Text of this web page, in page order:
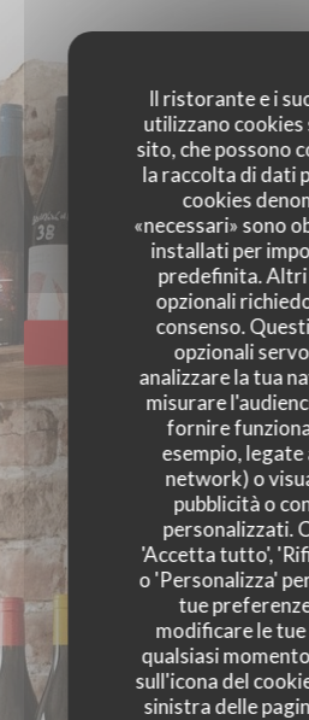
Il ristorante e i
utilizzano cookies
sito, che possono
la raccolta di dati
cookies
«necessari» sono
installati per
predefinita.
opzionali
consenso.
opzionali
analizzare la tua
misurare
fornire
esempio, legate
network) o
pubblicità o
personalizzati.
'Accetta tutto',
o 'Personalizza'
tue
modificare le
qualsiasi
sull'icona del
sinistra delle
PRENOTA